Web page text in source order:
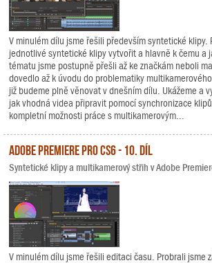
V minulém dílu jsme řešili především syntetické klipy.
jednotlivé syntetické klipy vytvořit a hlavně k čemu a
tématu jsme postupně přešli až ke značkám neboli
dovedlo až k úvodu do problematiky
již budeme plně věnovat v dnešním dílu. Ukážeme a
jak vhodná videa připravit pomocí synchronizace
kompletní možnosti práce s multikamerovým...
Adobe Premiere Pro CS6 - 10. díl
Syntetické klipy a multikamerový střih v Adobe
V minulém dílu jsme řešili editaci času. Probrali jsme